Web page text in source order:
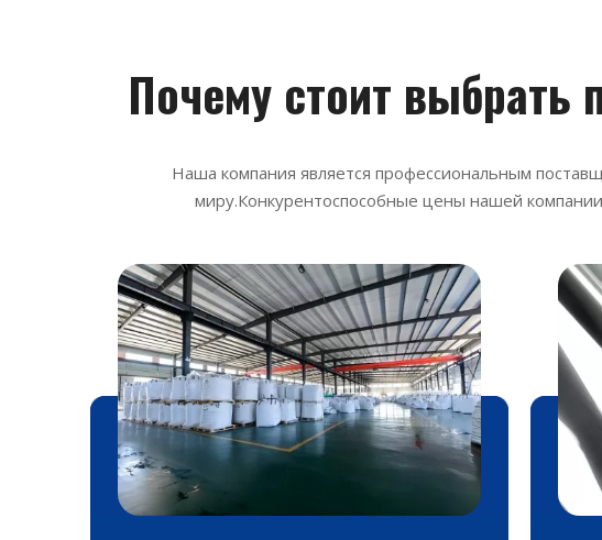
Почему стоит выбрать
Наша компания является профессиональным
миру.Конкурентоспособные цены нашей